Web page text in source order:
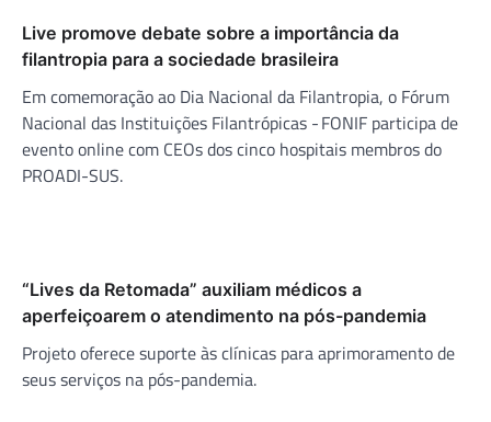
Live promove debate sobre a importância da
filantropia para a sociedade brasileira
Em comemoração ao Dia Nacional da Filantropia, o Fórum
Nacional das Instituições Filantrópicas - FONIF participa de
evento online com CEOs dos cinco hospitais membros do
PROADI-SUS.
“Lives da Retomada” auxiliam médicos a
aperfeiçoarem o atendimento na pós-pandemia
Projeto oferece suporte às clínicas para aprimoramento de
seus serviços na pós-pandemia.